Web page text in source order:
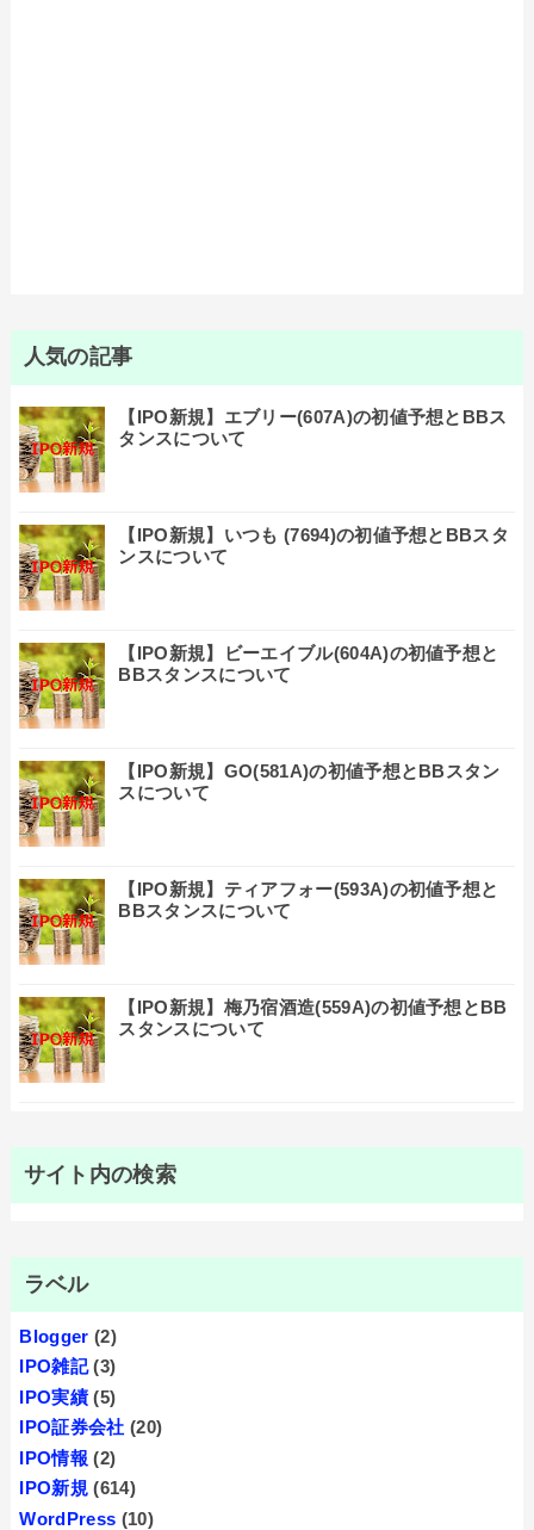
人気の記事
【IPO新規】エブリー(607A)の初値予想とBBス
タンスについて
【IPO新規】いつも (7694)の初値予想とBBスタ
ンスについて
【IPO新規】ビーエイブル(604A)の初値予想と
BBスタンスについて
【IPO新規】GO(581A)の初値予想とBBスタン
スについて
【IPO新規】ティアフォー(593A)の初値予想と
BBスタンスについて
【IPO新規】梅乃宿酒造(559A)の初値予想とBB
スタンスについて
サイト内の検索
ラベル
Blogger (2)
IPO雑記 (3)
IPO実績 (5)
IPO証券会社 (20)
IPO情報 (2)
IPO新規 (614)
WordPress (10)